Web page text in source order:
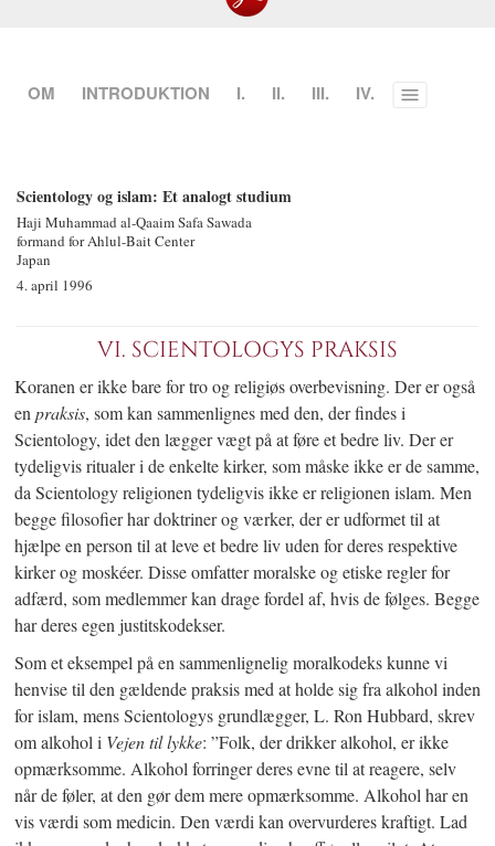
OM INTRODUKTION I. II. III. IV. Toggle
Scientology og islam: Et analogt studium
Haji Muhammad al‐QaaimSafa Sawada
formand for Ahlul-Bait Center
Japan
4. april 1996
VI. SCIENTOLOGYS PRAKSIS
Koranen er ikke bare for tro og religiøs overbevisning. Der er også
en praksis, som kan sammenlignes med den, der findes i
Scientology, idet den lægger vægt på at føre et bedre liv. Der er
tydeligvis ritualer i de enkelte kirker, som måske ikke er de samme,
da Scientology religionen tydeligvis ikke er religionen islam. Men
begge filosofier har doktriner og værker, der er udformet til at
hjælpe en person til at leve et bedre liv uden for deres respektive
kirker og moskéer. Disse omfatter moralske og etiske regler for
adfærd, som medlemmer kan drage fordel af, hvis de følges. Begge
har deres egen justitskodekser.
Som et eksempel på en sammenlignelig moralkodeks kunne vi
henvise til den gældende praksis med at holde sig fra alkohol inden
for islam, mens Scientologys grundlægger, L. Ron Hubbard, skrev
om alkohol i Vejen til lykke: ”Folk, der drikker alkohol, er ikke
opmærksomme. Alkohol forringer deres evne til at reagere, selv
når de føler, at den gør dem mere opmærksomme. Alkohol har en
vis værdi som medicin. Den værdi kan overvurderes kraftigt. Lad